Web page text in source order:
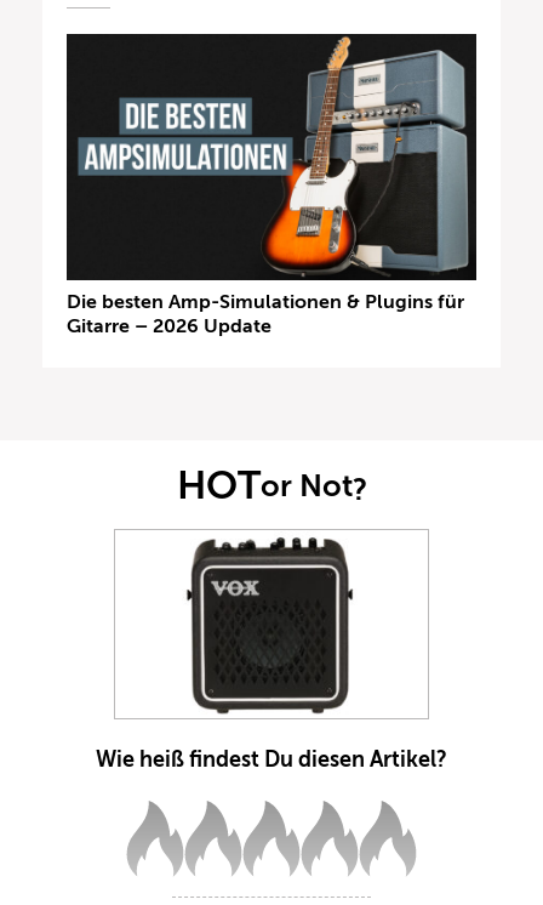
Die besten Amp-Simulationen & Plugins für
Gitarre – 2026 Update
HOTor Not?
Wie heiß findest Du diesen Artikel?